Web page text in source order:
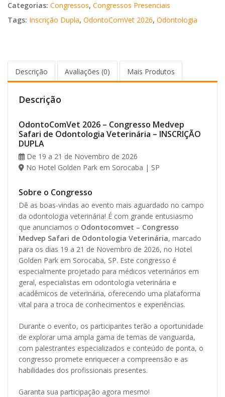
Categorias: Congressos, Congressos Presenciais
Tags: Inscrição Dupla, OdontoComVet 2026, Odontologia
Descrição Avaliações (0) Mais Produtos
Descrição
OdontoComVet 2026 – Congresso Medvep
Safari de Odontologia Veterinária – INSCRIÇÃO
DUPLA
De 19 a 21 de Novembro de 2026
No Hotel Golden Park em Sorocaba | SP
Sobre o Congresso
Dê as boas-vindas ao evento mais aguardado no campo
da odontologia veterinária! É com grande entusiasmo
que anunciamos o Odontocomvet – Congresso
Medvep Safari de Odontologia Veterinária, marcado
para os dias 19 a 21 de Novembro de 2026, no Hotel
Golden Park em Sorocaba, SP. Este congresso é
especialmente projetado para médicos veterinários em
geral, especialistas em odontologia veterinária e
acadêmicos de veterinária, oferecendo uma plataforma
vital para a troca de conhecimentos e experiências.
Durante o evento, os participantes terão a oportunidade
de explorar uma ampla gama de temas de vanguarda,
com palestrantes especializados e conteúdo de ponta, o
congresso promete enriquecer a compreensão e as
habilidades dos profissionais presentes.
Garanta sua participação agora mesmo!